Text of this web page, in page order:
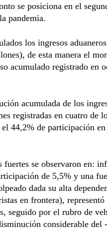
se posiciona en el
pandemia.
los ingresos
de esta manera el
acumulado registrado en
acumulada de los
registradas en cuatro de
el 44,2% de participación
fuertes se observaron en:
de 5,5% y una
dada su alta
en frontera), representó
seguido por el rubro de
considerable del